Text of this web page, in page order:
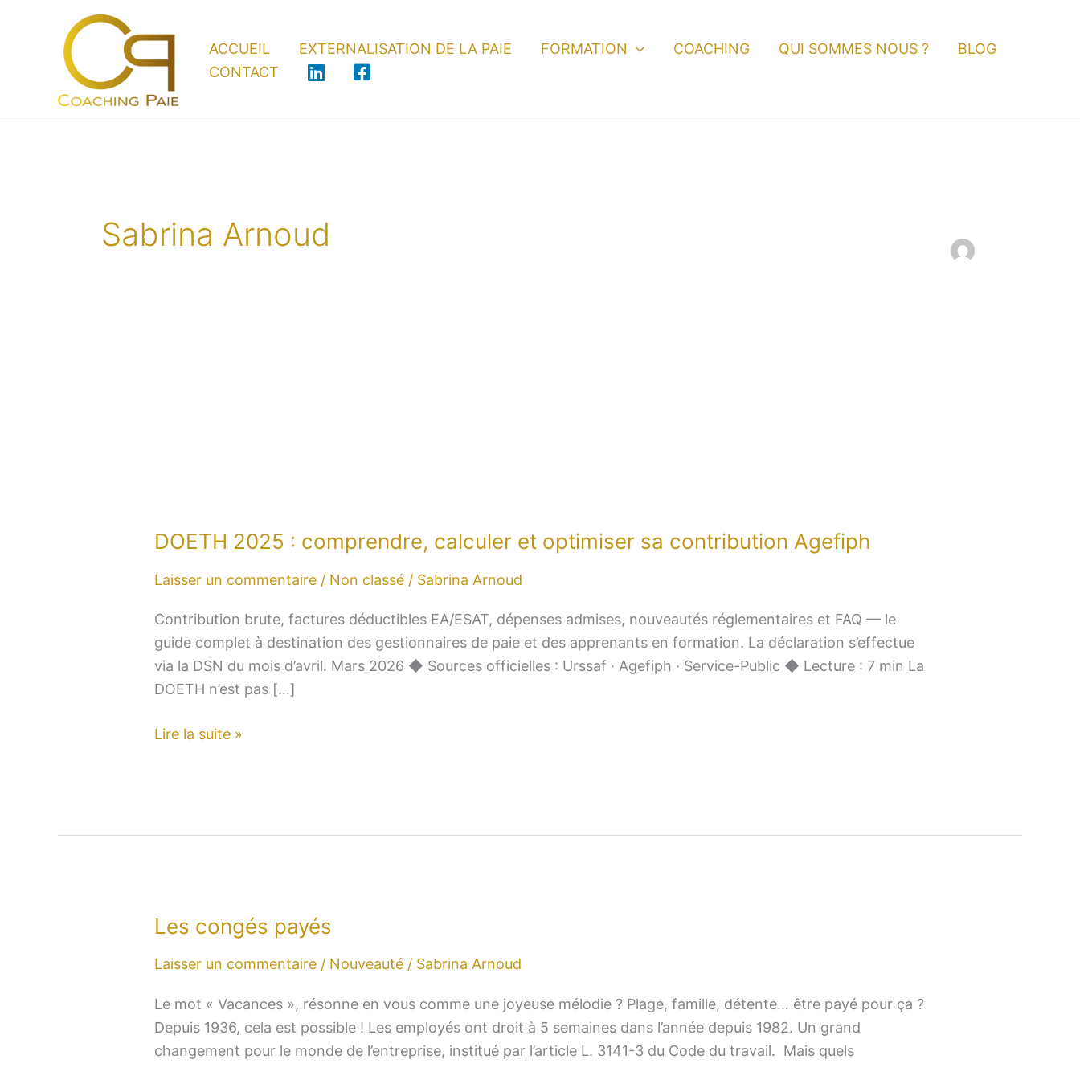
ACCUEIL EXTERNALISATION DE LA PAIE FORMATION COACHING QUI SOMMES NOUS ?
BLOG
CONTACT
Sabrina Arnoud
DOETH 2025 : comprendre, calculer et optimiser sa contribution Agefiph
Laisser un commentaire / Non classé / Sabrina Arnoud
Contribution brute, factures déductibles EA/ESAT, dépenses admises, nouveautés réglementaires et FAQ — le
guide complet à destination des gestionnaires de paie et des apprenants en formation. La déclaration s’effectue
via la DSN du mois d’avril. Mars 2026 ◆ Sources officielles : Urssaf · Agefiph · Service-Public ◆ Lecture : 7 min La
DOETH n’est pas […]
DOETH
:
comprendre,
calculer
et
optimiser
contribution
Lire la suite »
Les congés payés
Laisser un commentaire / Nouveauté / Sabrina Arnoud
Le mot « Vacances », résonne en vous comme une joyeuse mélodie ? Plage, famille, détente… être payé pour ça ?
Depuis 1936, cela est possible ! Les employés ont droit à 5 semaines dans l’année depuis 1982. Un grand
changement pour le monde de l’entreprise, institué par l’article L. 3141-3 du Code du travail. Mais quels
Les
payés